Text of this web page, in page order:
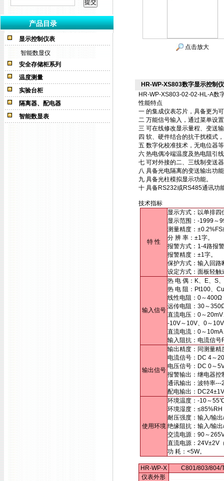
产品目录
显示控制仪表
智能数显仪
安全存储柜系列
温度测量
实验台柜
隔离器、配电器
智能数显表
点击放大
HR-WP-XS803数字显示控制
HR-WP-XS803-02-02-HL-A数
性能特点
一 的集成仪表芯片，具备更为
二 万能信号输入，通过菜单设
三 可在线修改显示量程、变送
四 软、硬件结合的抗干扰模式
五 数字化校准技术，无电位器
六 热电偶冷端温度及热电阻引
七 可对外接的二、三线制变送
八 具备光电隔离的变送输出功
九 具备光柱模拟显示功能。
十 具备RS232或RS485通讯功
技术指标
特 性
显示方式：以单排
显示范围：-1999～
测量精度：
分 辨 率：±1字。
报警方式：1-4路报
报警精度：±1字。
保护方式：输入回路
设定方式：面板轻触
输入信号
热 电 偶：K、E、S
热 电 阻：Pt100、
线性电阻：0～400Ω
远传电阻：30～
直流电压：0～
-10V～10V、0～
直流电流：0～
输入阻抗：电流信
输出信号
输出精度：同测量精
电流信号：DC 4～
电压信号：DC 0～
报警输出：继电器控
通讯输出：波特率
配电输出：
使用环境
环境温度：-10～
环境湿度：
耐压强度：输入/输
绝缘阻抗：输入/输
交流电源：90～
直流电源：24V±2V
功 耗：<5W。
HR-WP-X
C801/803/804/
仪表外形